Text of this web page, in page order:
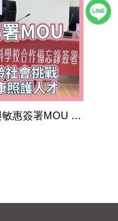
會挑戰 共育新世代健康照護人才